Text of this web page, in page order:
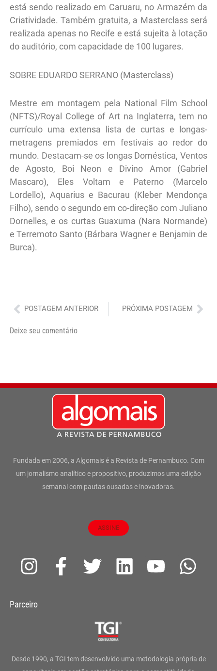
está sendo realizado em Caruaru, no Armazém da
Criatividade. Também gratuita, a Masterclass será
realizada apenas no Recife e está sujeita à lotação
do auditório, com capacidade de 100 lugares.
SOBRE EDUARDO SERRANO (Masterclass)
Mestre em montagem pela National Film School
(NFTS)/Royal College of Art na Inglaterra, tem no
currículo uma extensa lista de curtas e longas-
metragens premiados em festivais ao redor do
mundo. Destacam-se os longas Doméstica, Ventos
de Agosto, Boi Neon e Divino Amor (Gabriel
Mascaro), Eles Voltam e Paterno (Marcelo
Lordello), Aquarius e Bacurau (Kleber Mendonça
Filho), sendo o segundo em co-direção com Juliano
Dornelles, e os curtas Guaxuma (Nara Normande)
e Terremoto Santo (Bárbara Wagner e Benjamin de
Burca).
Anterior
POSTAGEM ANTERIOR PRÓXIMA POSTAGEM
Deixe seu comentário
Fundada em 2006, a Algomais é a Revista de Pernambuco. Com
um jornalismo analítico e propositivo, produzimos uma edição
semanal com pautas ousadas e inovadoras.
ASSINE
I
s
g
F
a
o
T
t
e
L
d
Y
b
W
a
Parceiro
Desde 1990, a TGI tem desenvolvido uma metodologia própria de